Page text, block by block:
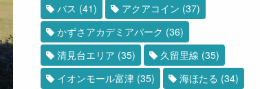
バス (41) アクアコイン (37)
かずさアカデミアパーク (36)
清見台エリア (35) 久留里線 (35)
イオンモール富津(35) 海ほたる (34)